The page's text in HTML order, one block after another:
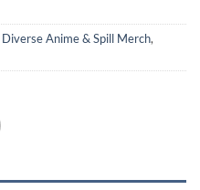
Diverse Anime & Spill Merch,